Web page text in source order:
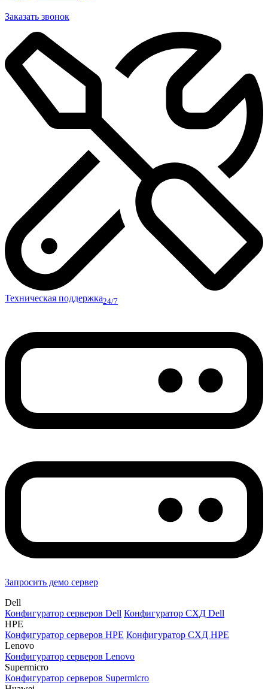
Заказать звонок
Техническая поддержка24/7
Запросить демо сервер
Dell
Конфигуратор серверов Dell Конфигуратор СХД Dell
HPE
Конфигуратор серверов HPE Конфигуратор СХД HPE
Lenovo
Конфигуратор серверов Lenovo
Supermicro
Конфигуратор серверов Supermicro